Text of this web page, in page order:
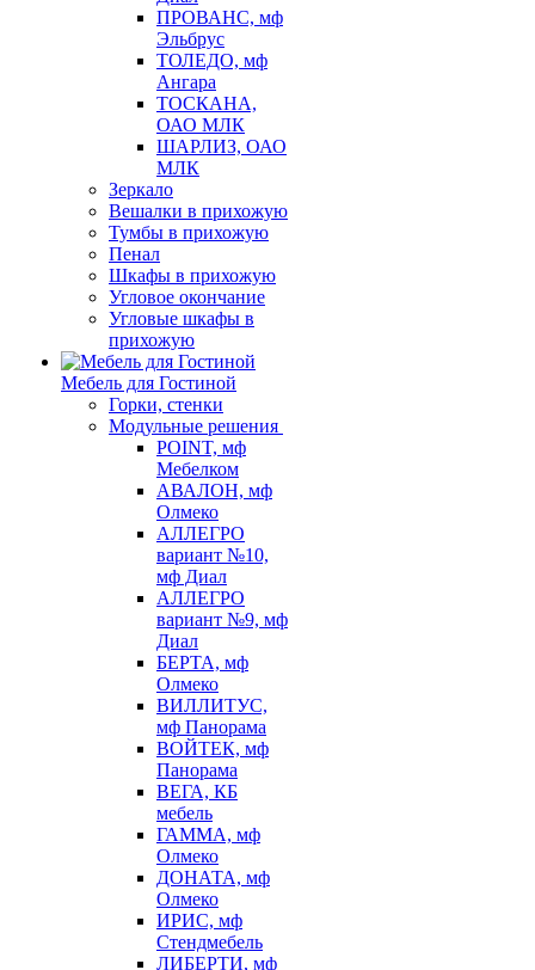
ПРОВАНС, мф
Эльбрус
ТОЛЕДО, мф
Ангара
ТОСКАНА,
ОАО МЛК
ШАРЛИЗ, ОАО
МЛК
Зеркало
Вешалки в прихожую
Тумбы в прихожую
Пенал
Шкафы в прихожую
Угловое окончание
Угловые шкафы в
прихожую
Мебель для Гостиной
Горки, стенки
Модульные решения
POINT, мф
Мебелком
АВАЛОН, мф
Олмеко
АЛЛЕГРО
вариант №10,
мф Диал
АЛЛЕГРО
вариант №9, мф
Диал
БЕРТА, мф
Олмеко
ВИЛЛИТУС,
мф Панорама
ВОЙТЕК, мф
Панорама
ВЕГА, КБ
мебель
ГАММА, мф
Олмеко
ДОНАТА, мф
Олмеко
ИРИС, мф
Стендмебель
ЛИБЕРТИ, мф